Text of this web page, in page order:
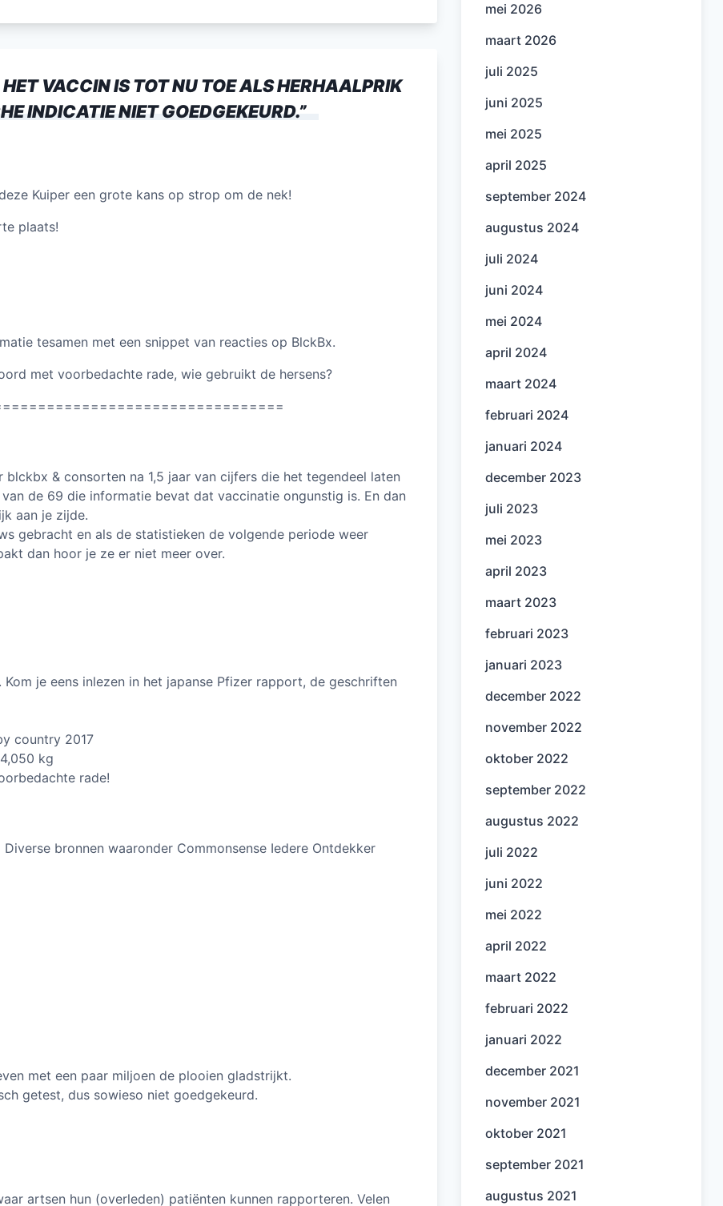
itt ai k
dI
n
at
A
p
p
e
VACCIN IS TOT NU TOE ALS HERHAALPRIK
INDICATIE NIET GOEDGEKEURD.”
Kuiper een grote kans op strop om de nek!
plaats!
tesamen met een snippet van reacties op BlckBx.
met voorbedachte rade, wie gebruikt de hersens?
blckbx & consorten na 1,5 jaar van cijfers die het tegendeel laten
de 69 die informatie bevat dat vaccinatie ongunstig is. En dan
aan je zijde.
gebracht en als de statistieken de volgende periode weer
dan hoor je ze er niet meer over.
je eens inlezen in het japanse Pfizer rapport, de geschriften
country 2017
kg
rade!
Diverse bronnen waaronder Commonsense Iedere Ontdekker
met een paar miljoen de plooien gladstrijkt.
getest, dus sowieso niet goedgekeurd.
artsen hun (overleden) patiënten kunnen rapporteren. Velen
mei 2026
maart 2026
juli 2025
juni 2025
mei 2025
april 2025
september 2024
augustus 2024
juli 2024
juni 2024
mei 2024
april 2024
maart 2024
februari 2024
januari 2024
december 2023
juli 2023
mei 2023
april 2023
maart 2023
februari 2023
januari 2023
december 2022
november 2022
oktober 2022
september 2022
augustus 2022
juli 2022
juni 2022
mei 2022
april 2022
maart 2022
februari 2022
januari 2022
december 2021
november 2021
oktober 2021
september 2021
augustus 2021